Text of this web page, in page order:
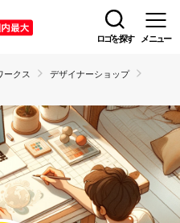
ロゴを探す メニュー
ークス
デザイナーショップ